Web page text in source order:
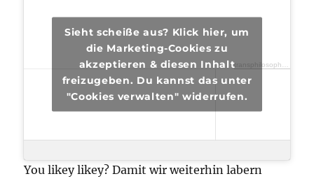
Sieht scheiße aus? Klick hier, um
die Marketing-Cookies zu
akzeptieren & diesen Inhalt
freizugeben. Du kannst das unter
"Cookies verwalten" widerrufen.
You likey likey? Damit wir weiterhin labern